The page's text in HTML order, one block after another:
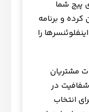
پیج شما
و برنامه
را
مشتریان
شفافیت در
انتخاب